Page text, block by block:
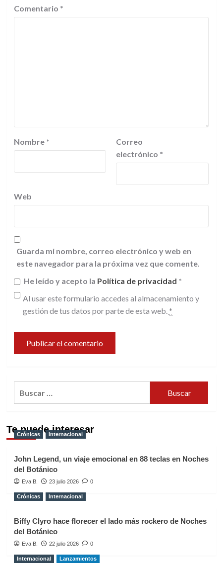
Comentario *
Nombre *
Correo
electrónico *
Web
Guarda mi nombre, correo electrónico y web en
este navegador para la próxima vez que comente.
He leído y acepto la Política de privacidad *
Al usar este formulario accedes al almacenamiento y
gestión de tus datos por parte de esta web. *
Te puede interesar
Crónicas Internacional
John Legend, un viaje emocional en 88 teclas en Noches
del Botánico
Eva B. 23 julio 2026 0
Crónicas Internacional
Biffy Clyro hace florecer el lado más rockero de Noches
del Botánico
Eva B. 22 julio 2026 0
Internacional Lanzamientos